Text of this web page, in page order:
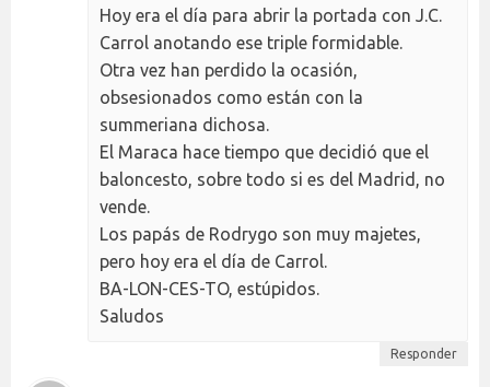
Hoy era el día para abrir la portada con J.C.
Carrol anotando ese triple formidable.
Otra vez han perdido la ocasión,
obsesionados como están con la
summeriana dichosa.
El Maraca hace tiempo que decidió que el
baloncesto, sobre todo si es del Madrid, no
vende.
Los papás de Rodrygo son muy majetes,
pero hoy era el día de Carrol.
BA-LON-CES-TO, estúpidos.
Saludos
Responder